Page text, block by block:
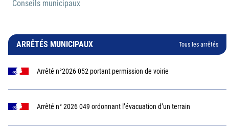
Conseils municipaux
ARRÊTÉS MUNICIPAUX Tous les arrêtés
Arrêté n°2026 052 portant permission de voirie
Arrêté n° 2026 049 ordonnant l’évacuation d’un terrain